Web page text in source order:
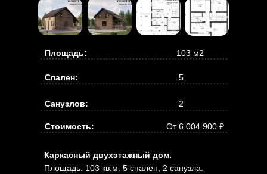
Площадь: 103 м2
Спален: 5
Каркасный двухэтажный дом.
Площадь: 103 кв.м. 5 спален, 2 санузла.
Санузлов: 2
Стоимость: От 6 004 900 ₽